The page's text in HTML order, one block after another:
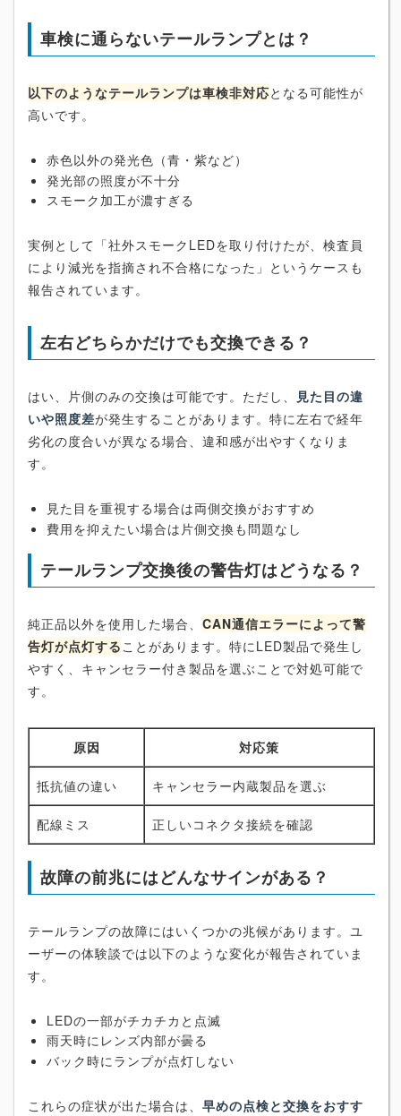
車検に通らないテールランプとは？
以下のようなテールランプは車検非対応となる可能性が
高いです。
赤色以外の発光色（青・紫など）
発光部の照度が不十分
スモーク加工が濃すぎる
実例として「社外スモークLEDを取り付けたが、検査員
により減光を指摘され不合格になった」というケースも
報告されています。
左右どちらかだけでも交換できる？
はい、片側のみの交換は可能です。ただし、 見た目の違
いや照度差が発生することがあります。特に左右で経年
劣化の度合いが異なる場合、違和感が出やすくなりま
す。
見た目を重視する場合は両側交換がおすすめ
費用を抑えたい場合は片側交換も問題なし
テールランプ交換後の警告灯はどうなる？
純正品以外を使用した場合、 CAN通信エラーによって警
告灯が点灯する ことがあります。特にLED製品で発生し
やすく、キャンセラー付き製品を選ぶことで対処可能で
す。
原因 対応策
抵抗値の違い キャンセラー内蔵製品を選ぶ
配線ミス 正しいコネクタ接続を確認
故障の前兆にはどんなサインがある？
テールランプの故障にはいくつかの兆候があります。ユ
ーザーの体験談では以下のような変化が報告されていま
す。
LEDの一部がチカチカと点滅
雨天時にレンズ内部が曇る
バック時にランプが点灯しない
これらの症状が出た場合は、 早めの点検と交換をおすす